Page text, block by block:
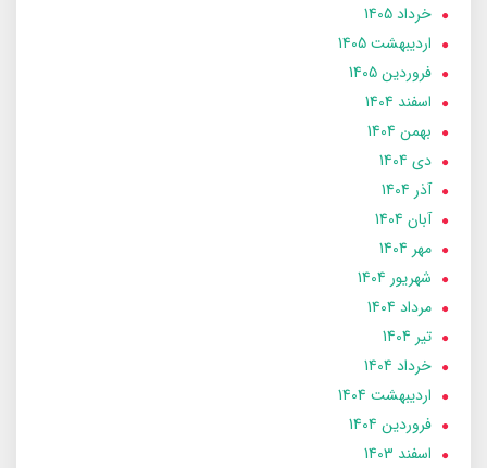
خرداد 1405
ارديبهشت 1405
فروردین 1405
اسفند 1404
بهمن 1404
دی 1404
آذر 1404
آبان 1404
مهر 1404
شهریور 1404
مرداد 1404
تير 1404
خرداد 1404
ارديبهشت 1404
فروردین 1404
اسفند 1403